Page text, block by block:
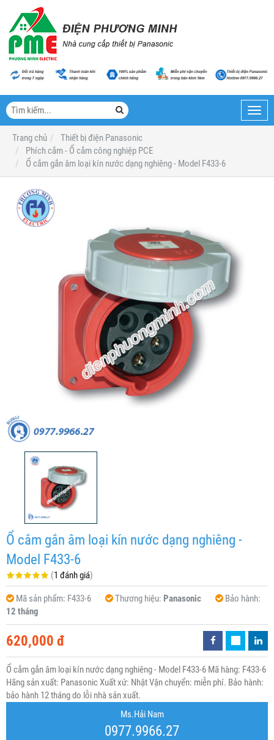
Trang chủ
Thiết bị điện Panasonic
Phích cắm - Ổ cắm công nghiệp PCE
Ổ cắm gắn âm loại kín nước dạng nghiêng - Model F433-6
Ổ cắm gắn âm loại kín nước dạng nghiêng -
Model F433-6
(1 đánh giá)
Mã sản phẩm: F433-6 Thương hiệu: Panasonic
Bảo hành:
12 tháng
620,000 đ
Ổ cắm gắn âm loại kín nước dạng nghiêng - Model F433-6 Mã hàng: F433-6
Hãng sản xuất: Panasonic Xuất xứ: Nhật Vận chuyển: miễn phí. Bảo hành:
bảo hành 12 tháng do lỗi nhà sản xuất.
Ms.Hải Nam
0977.9966.27